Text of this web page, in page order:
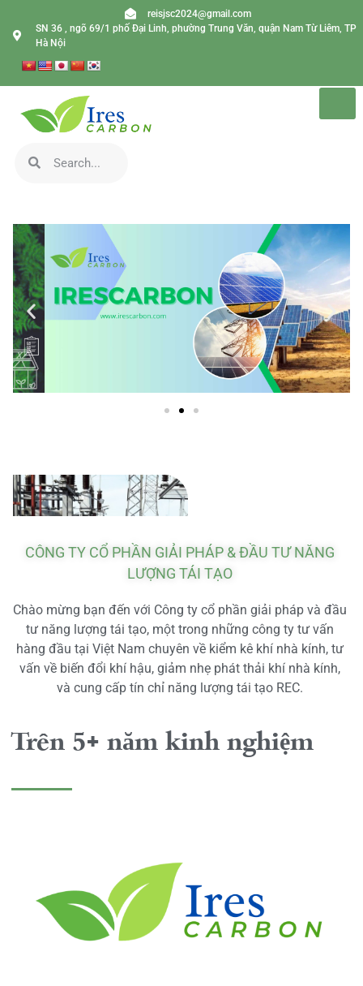
reisjsc2024@gmail.com
SN 36 , ngõ 69/1 phố Đại Linh, phường Trung Văn, quận Nam Từ Liêm, TP
Hà Nội
CÔNG TY CỔ PHẦN GIẢI PHÁP & ĐẦU TƯ NĂNG
LƯỢNG TÁI TẠO
Chào mừng bạn đến với Công ty cổ phần giải pháp và đầu
tư năng lượng tái tạo, một trong những công ty tư vấn
hàng đầu tại Việt Nam chuyên về kiểm kê khí nhà kính, tư
vấn về biến đổi khí hậu, giảm nhẹ phát thải khí nhà kính,
và cung cấp tín chỉ năng lượng tái tạo REC.
Trên 5+ năm kinh nghiệm